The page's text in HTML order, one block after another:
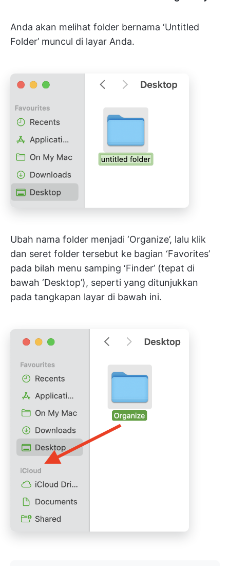
Anda akan melihat folder bernama ‘Untitled
Folder’ muncul di layar Anda.
Ubah nama folder menjadi ‘Organize’, lalu klik
dan seret folder tersebut ke bagian ‘Favorites’
pada bilah menu samping ‘Finder’ (tepat di
bawah ‘Desktop’), seperti yang ditunjukkan
pada tangkapan layar di bawah ini.